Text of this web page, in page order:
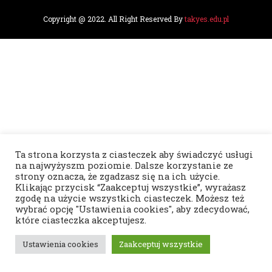
b
o
a
r
Copyright @ 2022. All Right Reserved Bytakyes.edu.pl
Ta strona korzysta z ciasteczek aby świadczyć usługi
na najwyżyszm poziomie. Dalsze korzystanie ze
strony oznacza, że zgadzasz się na ich użycie.
Klikając przycisk “Zaakceptuj wszystkie”, wyrażasz
zgodę na użycie wszystkich ciasteczek. Możesz też
wybrać opcję "Ustawienia cookies", aby zdecydować,
które ciasteczka akceptujesz.
Ustawienia cookies Zaakceptuj wszystkie